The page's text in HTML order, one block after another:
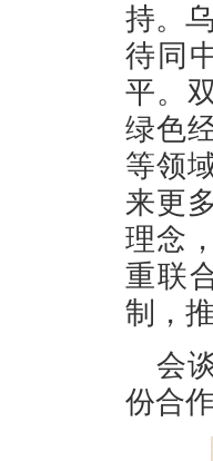
持。
待同
平。
绿色
等领
来更
理念
重联
制，
会
份合